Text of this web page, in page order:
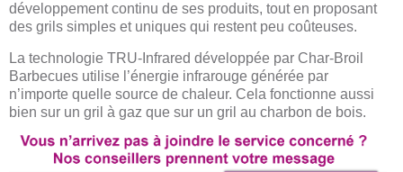
développement continu de ses produits, tout en proposant
des grils simples et uniques qui restent peu coûteuses.
La technologie TRU-Infrared développée par Char-Broil
Barbecues utilise l’énergie infrarouge générée par
n’importe quelle source de chaleur. Cela fonctionne aussi
bien sur un gril à gaz que sur un gril au charbon de bois.